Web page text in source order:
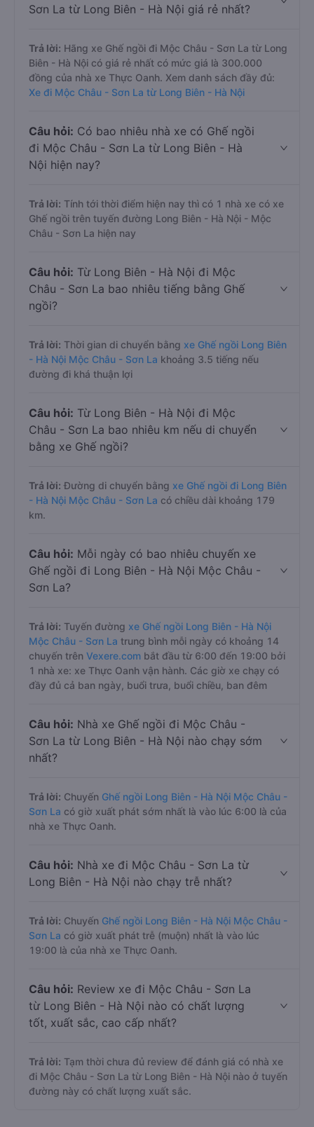
Sơn La từ Long Biên - Hà Nội giá rẻ nhất?
Trả lời: Hãng xe Ghế ngồi đi Mộc Châu - Sơn La từ Long
Biên - Hà Nội có giá rẻ nhất có mức giá là 300.000
đồng của nhà xe Thực Oanh. Xem danh sách đầy đủ:
Xe đi Mộc Châu - Sơn La từ Long Biên - Hà Nội
Câu hỏi: Có bao nhiêu nhà xe có Ghế ngồi
đi Mộc Châu - Sơn La từ Long Biên - Hà
Nội hiện nay?
Trả lời: Tính tới thời điểm hiện nay thì có 1 nhà xe có xe
Ghế ngồi trên tuyến đường Long Biên - Hà Nội - Mộc
Châu - Sơn La hiện nay
Câu hỏi: Từ Long Biên - Hà Nội đi Mộc
Châu - Sơn La bao nhiêu tiếng bằng Ghế
ngồi?
Trả lời: Thời gian di chuyển bằng xe Ghế ngồi Long Biên
- Hà Nội Mộc Châu - Sơn La khoảng 3.5 tiếng nếu
đường đi khá thuận lợi
Câu hỏi: Từ Long Biên - Hà Nội đi Mộc
Châu - Sơn La bao nhiêu km nếu di chuyển
bằng xe Ghế ngồi?
Trả lời: Đường di chuyển bằng xe Ghế ngồi đi Long Biên
- Hà Nội Mộc Châu - Sơn La có chiều dài khoảng 179
km.
Câu hỏi: Mỗi ngày có bao nhiêu chuyến xe
Ghế ngồi đi Long Biên - Hà Nội Mộc Châu -
Sơn La?
Trả lời: Tuyến đường xe Ghế ngồi Long Biên - Hà Nội
Mộc Châu - Sơn La trung bình mỗi ngày có khoảng 14
chuyến trên Vexere.com bắt đầu từ 6:00 đến 19:00 bởi
1 nhà xe: xe Thực Oanh vận hành. Các giờ xe chạy có
đầy đủ cả ban ngày, buổi trưa, buổi chiều, ban đêm
Câu hỏi: Nhà xe Ghế ngồi đi Mộc Châu -
Sơn La từ Long Biên - Hà Nội nào chạy sớm
nhất?
Trả lời: Chuyến Ghế ngồi Long Biên - Hà Nội Mộc Châu -
Sơn La có giờ xuất phát sớm nhất là vào lúc 6:00 là của
nhà xe Thực Oanh.
Câu hỏi: Nhà xe đi Mộc Châu - Sơn La từ
Long Biên - Hà Nội nào chạy trễ nhất?
Trả lời: Chuyến Ghế ngồi Long Biên - Hà Nội Mộc Châu -
Sơn La có giờ xuất phát trễ (muộn) nhất là vào lúc
19:00 là của nhà xe Thực Oanh.
Câu hỏi: Review xe đi Mộc Châu - Sơn La
từ Long Biên - Hà Nội nào có chất lượng
tốt, xuất sắc, cao cấp nhất?
Trả lời: Tạm thời chưa đủ review để đánh giá có nhà xe
đi Mộc Châu - Sơn La từ Long Biên - Hà Nội nào ở tuyến
đường này có chất lượng xuất sắc.